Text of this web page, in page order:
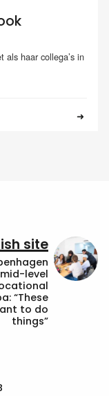
als haar collega’s in
site
level
“These
to do
things”